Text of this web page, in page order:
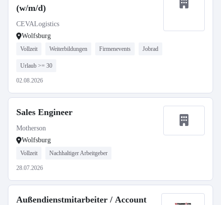
(w/m/d)
CEVALogistics
Wolfsburg
Vollzeit Weiterbildungen Firmenevents Jobrad
Urlaub >= 30
02.08.2026
Sales Engineer
Motherson
Wolfsburg
Vollzeit Nachhaltiger Arbeitgeber
28.07.2026
Außendienstmitarbeiter / Account